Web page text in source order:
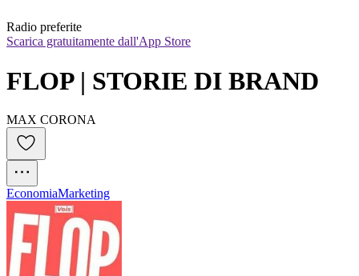
Radio preferite
Scarica gratuitamente dall'App Store
FLOP | STORIE DI BRAND
MAX CORONA
EconomiaMarketing